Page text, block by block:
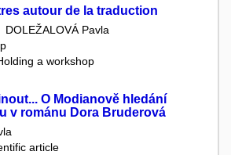
autour de la traduction
DOLEŽALOVÁ Pavla
a workshop
O Modianově hledání
v románu Dora Bruderová
article